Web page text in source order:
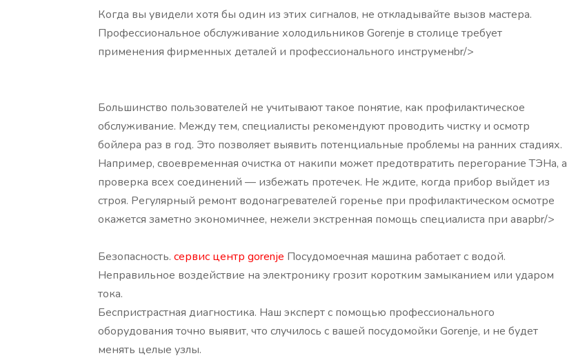
Когда вы увидели хотя бы один из этих сигналов, не откладывайте вызов мастера.
Профессиональное обслуживание холодильников Gorenje в столице требует
применения фирменных деталей и профессионального инструменbr/>
Большинство пользователей не учитывают такое понятие, как профилактическое
обслуживание. Между тем, специалисты рекомендуют проводить чистку и осмотр
бойлера раз в год. Это позволяет выявить потенциальные проблемы на ранних стадиях.
Например, своевременная очистка от накипи может предотвратить перегорание ТЭНа, а
проверка всех соединений — избежать протечек. Не ждите, когда прибор выйдет из
строя. Регулярный ремонт водонагревателей горенье при профилактическом осмотре
окажется заметно экономичнее, нежели экстренная помощь специалиста при аварbr/>
Безопасность. сервис центр gorenje Посудомоечная машина работает с водой.
Неправильное воздействие на электронику грозит коротким замыканием или ударом
тока.
Беспристрастная диагностика. Наш эксперт с помощью профессионального
оборудования точно выявит, что случилось с вашей посудомойки Gorenje, и не будет
менять целые узлы.